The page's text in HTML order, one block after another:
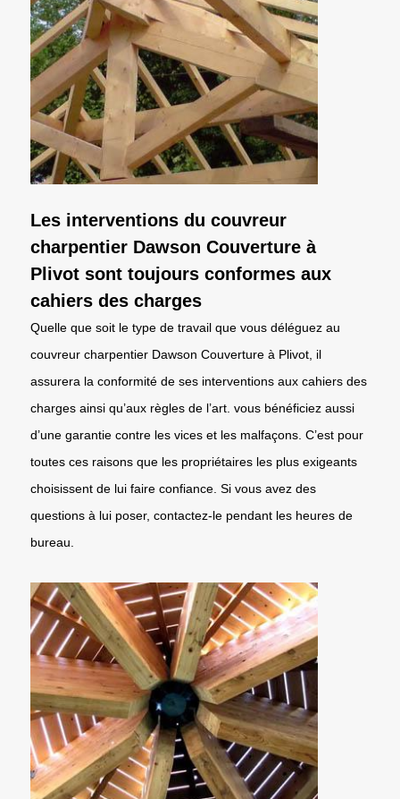
Les interventions du couvreur
charpentier Dawson Couverture à
Plivot sont toujours conformes aux
cahiers des charges
Quelle que soit le type de travail que vous déléguez au
couvreur charpentier Dawson Couverture à Plivot, il
assurera la conformité de ses interventions aux cahiers des
charges ainsi qu’aux règles de l’art. vous bénéficiez aussi
d’une garantie contre les vices et les malfaçons. C’est pour
toutes ces raisons que les propriétaires les plus exigeants
choisissent de lui faire confiance. Si vous avez des
questions à lui poser, contactez-le pendant les heures de
bureau.